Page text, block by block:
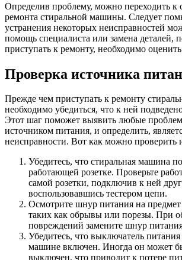
Определив проблему, можно переходить к
ремонта стиральной машины. Следует
устранения некоторых неисправностей
помощь специалиста или замена деталей,
приступать к ремонту, необходимо
Проверка источника
Прежде чем приступать к ремонту
необходимо убедиться, что к ней
Этот шаг поможет выявить любые
источником питания, и определить,
неисправности. Вот как можно проверить
Убедитесь, что стиральная машина
работающей розетке. Проверьте
самой розетки, подключив к ней
воспользовавшись тестером цепи.
Осмотрите шнур питания на
таких как обрывы или порезы. При
повреждений замените шнур
Убедитесь, что выключатель
машине включен. Иногда он может
выключен, что приводит к потере